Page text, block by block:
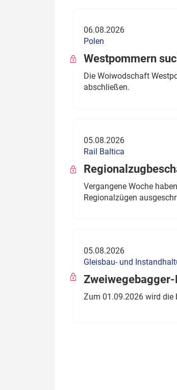
06.08.2026
Polen
Westpommern
Die Woiwodschaft
abschließen.
05.08.2026
Rail Baltica
Vergangene Woche
Regionalzügen
05.08.2026
Gleisbau- und
Zum 01.09.2026 wird die